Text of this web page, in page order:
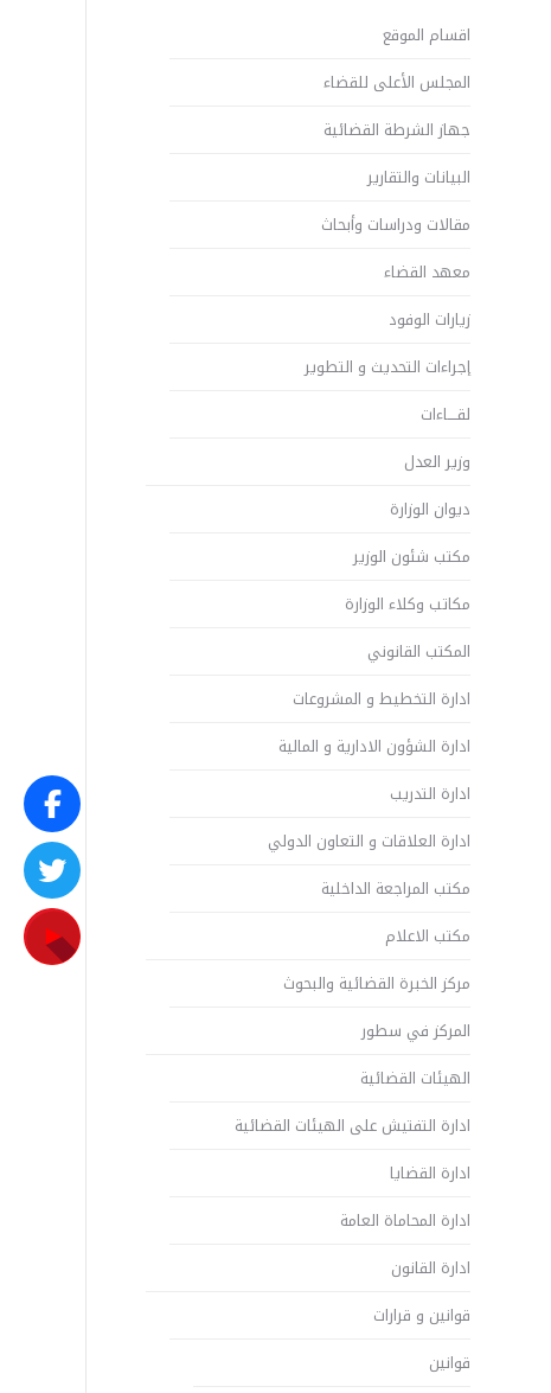
اقسام الموقع
المجلس الأعلى للقضاء
جهاز الشرطة القضائية
البيانات والتقارير
مقالات ودراسات وأبحاث
معهد القضاء
زيارات الوفود
إجراءات التحديث و التطوير
لقــــاءات
وزير العدل
ديوان الوزارة
مكتب شئون الوزير
مكاتب وكلاء الوزارة
المكتب القانوني
ادارة التخطيط و المشروعات
ادارة الشؤون الادارية و المالية
ادارة التدريب
ادارة العلاقات و التعاون الدولي
مكتب المراجعة الداخلية
مكتب الاعلام
مركز الخبرة القضائية والبحوث
المركز في سطور
الهيئات القضائية
ادارة التفتيش على الهيئات القضائية
ادارة القضايا
ادارة المحاماة العامة
ادارة القانون
قوانين و قرارات
قوانين